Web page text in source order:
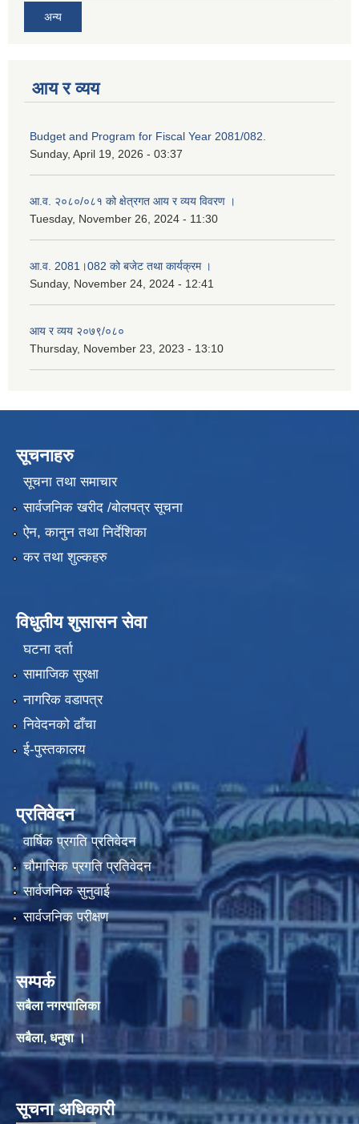
अन्य
आय र व्यय
Budget and Program for Fiscal Year 2081/082.
Sunday, April 19, 2026 - 03:37
आ.व. २०८०/०८१ को क्षेत्रगत आय र व्यय विवरण ।
Tuesday, November 26, 2024 - 11:30
आ.व. 2081।082 को बजेट तथा कार्यक्रम ।
Sunday, November 24, 2024 - 12:41
आय र व्यय २०७९/०८०
Thursday, November 23, 2023 - 13:10
सूचनाहरु
सूचना तथा समाचार
सार्वजनिक खरीद /बोलपत्र सूचना
ऐन, कानुन तथा निर्देशिका
कर तथा शुल्कहरु
विधुतीय शुसासन सेवा
घटना दर्ता
सामाजिक सुरक्षा
नागरिक वडापत्र
निवेदनको ढाँचा
ई-पुस्तकालय
प्रतिवेदन
वार्षिक प्रगति प्रतिवेदन
चौमासिक प्रगति प्रतिवेदन
सार्वजनिक सुनुवाई
सार्वजनिक परीक्षण
सम्पर्क
सबैला नगरपालिका
सबैला, धनुषा ।
सूचना अधिकारी